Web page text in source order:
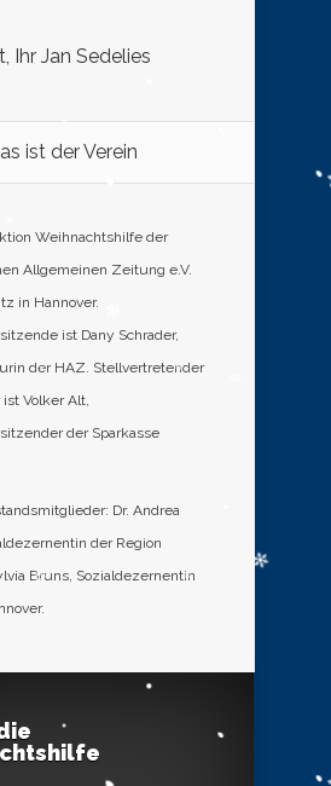
Ihr Jan Sedelies
ist der Verein
Weihnachtshilfe der
Allgemeinen Zeitung e.V.
in Hannover.
ist Dany Schrader,
der HAZ. Stellvertretender
Volker Alt,
der Sparkasse
Dr. Andrea
der Region
Bruns, Sozialdezernentin